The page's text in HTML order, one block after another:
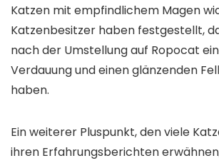
Katzen mit empfindlichem Magen
Katzenbesitzer haben festgestellt,
nach der Umstellung auf Ropocat
Verdauung und einen glänzenden
haben.
Ein weiterer Pluspunkt, den viele
ihren Erfahrungsberichten